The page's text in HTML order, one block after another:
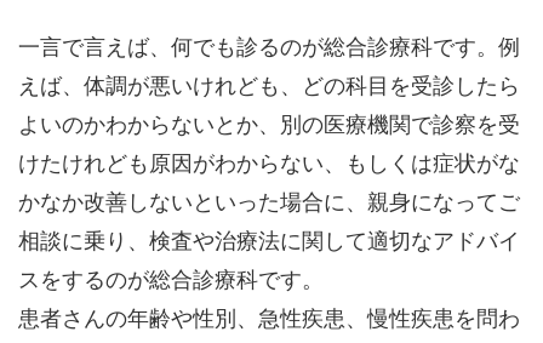
一言で言えば、何でも診るのが総合診療科です。例
えば、体調が悪いけれども、どの科目を受診したら
よいのかわからないとか、別の医療機関で診察を受
けたけれども原因がわからない、もしくは症状がな
かなか改善しないといった場合に、親身になってご
相談に乗り、検査や治療法に関して適切なアドバイ
スをするのが総合診療科です。
患者さんの年齢や性別、急性疾患、慢性疾患を問わ